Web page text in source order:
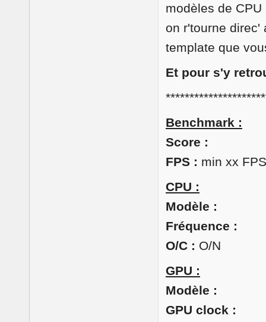
modèles de
on r'tourne direc'
template que
Et pour s'y
Benchmark :
Score :
FPS : min xx
CPU :
Modèle :
Fréquence :
O/C : O/N
GPU :
Modèle :
GPU clock :